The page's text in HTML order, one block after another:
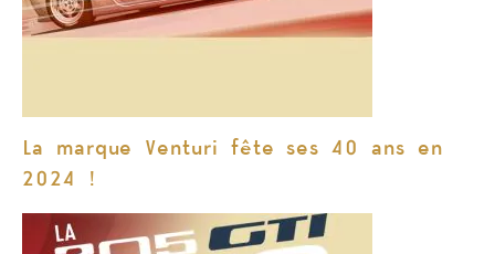
La marque Venturi fête ses 40 ans en
2024 !